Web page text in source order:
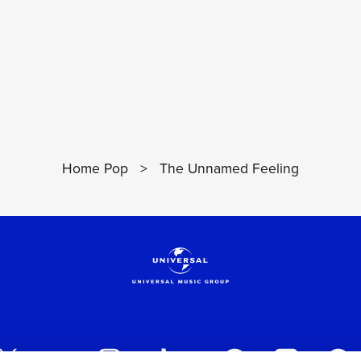
Home Pop > The Unnamed Feeling